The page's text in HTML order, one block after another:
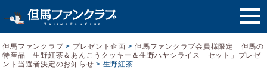
但馬ファンクラブ > プレゼント企画 >但馬ファンクラブ会員様限定 但馬の
特産品「生野紅茶＆あんこうクッキー＆生野ハヤシライス セット」プレゼ
ント当選者決定のお知らせ > 生野紅茶